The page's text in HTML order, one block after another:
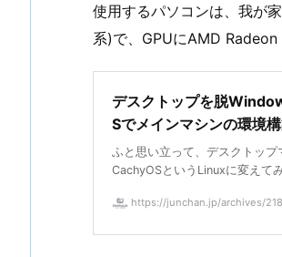
使用するパソコンは、我が
系)で、GPUにAMD Radeon
デスクトップを脱
Sでメインマシンの環境
ふと思い立って、デスクトッ
CachyOSというLinuxに変えて
https://junchan.jp/archives/